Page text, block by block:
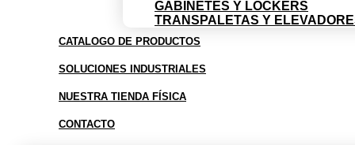
GABINETES Y LOCKERS
TRANSPALETAS Y
CATALOGO DE PRODUCTOS
SOLUCIONES INDUSTRIALES
NUESTRA TIENDA FÍSICA
CONTACTO